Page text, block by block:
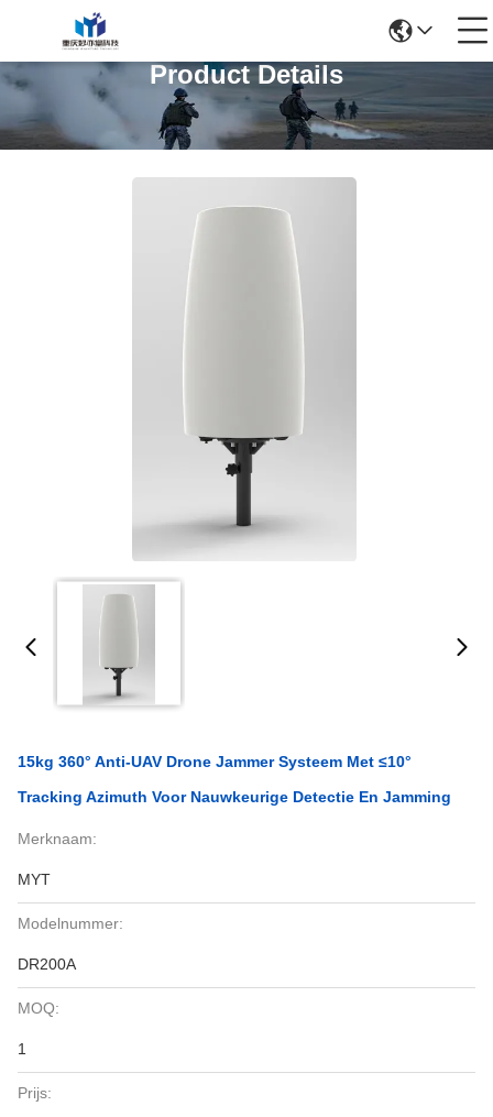
Product Details
15kg 360° Anti-UAV Drone Jammer Systeem Met ≤10°
Tracking Azimuth Voor Nauwkeurige Detectie En Jamming
Merknaam:
MYT
Modelnummer:
DR200A
MOQ:
1
Prijs: